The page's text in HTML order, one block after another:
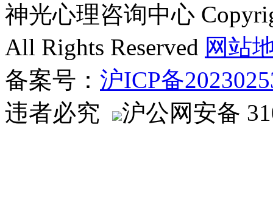
神光心理咨询中心
All Rights Reserved 网站
备案号： 沪ICP备
违者必究
沪公网安备